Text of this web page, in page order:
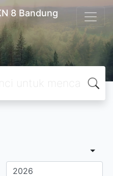
8 Bandung